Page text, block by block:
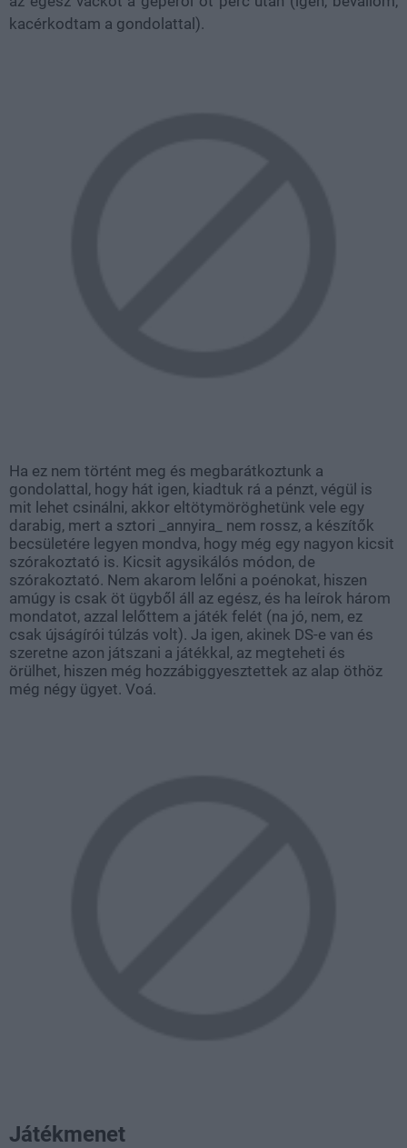
kacérkodtam a gondolattal).
Ha ez nem történt meg és megbarátkoztunk a
gondolattal, hogy hát igen, kiadtuk rá a pénzt, végül is
mit lehet csinálni, akkor eltötymöröghetünk vele egy
darabig, mert a sztori _annyira_ nem rossz, a készítők
becsületére legyen mondva, hogy még egy nagyon kicsit
szórakoztató is. Kicsit agysikálós módon, de
szórakoztató. Nem akarom lelőni a poénokat, hiszen
amúgy is csak öt ügyből áll az egész, és ha leírok három
mondatot, azzal lelőttem a játék felét (na jó, nem, ez
csak újságírói túlzás volt). Ja igen, akinek DS-e van és
szeretne azon játszani a játékkal, az megteheti és
örülhet, hiszen még hozzábiggyesztettek az alap öthöz
még négy ügyet. Voá.
Játékmenet